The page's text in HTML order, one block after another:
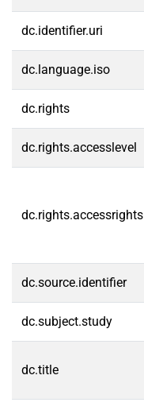
dc.identifier.uri
dc.language.iso
dc.rights
dc.rights.accesslevel
dc.rights.accessrights
dc.source.identifier
dc.subject.study
dc.title